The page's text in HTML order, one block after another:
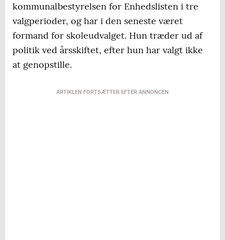
kommunalbestyrelsen for Enhedslisten i tre
valgperioder, og har i den seneste været
formand for skoleudvalget. Hun træder ud af
politik ved årsskiftet, efter hun har valgt ikke
at genopstille.
ARTIKLEN FORTSÆTTER EFTER ANNONCEN